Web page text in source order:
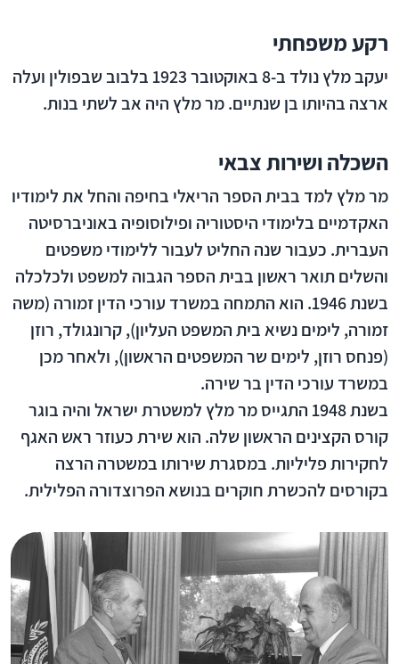
רקע משפחתי
יעקב מלץ נולד ב-8 באוקטובר 1923 בלבוב שבפולין ועלה
ארצה בהיותו בן שנתיים. מר מלץ היה אב לשתי בנות.
השכלה ושירות צבאי
מר מלץ למד בבית הספר הריאלי בחיפה והחל את לימודיו
האקדמיים בלימודי היסטוריה ופילוסופיה באוניברסיטה
העברית. כעבור שנה החליט לעבור ללימודי משפטים
והשלים תואר ראשון בבית הספר הגבוה למשפט ולכלכלה
בשנת 1946. הוא התמחה במשרד עורכי הדין זמורה (משה
זמורה, לימים נשיא בית המשפט העליון), קרונגולד, רוזן
(פנחס רוזן, לימים שר המשפטים הראשון), ולאחר מכן
במשרד עורכי הדין בר שירה.
בשנת 1948 התגייס מר מלץ למשטרת ישראל והיה בוגר
קורס הקצינים הראשון שלה. הוא שירת כעוזר ראש האגף
לחקירות פליליות. במסגרת שירותו במשטרה הרצה
בקורסים להכשרת חוקרים בנושא הפרוצדורה הפלילית.